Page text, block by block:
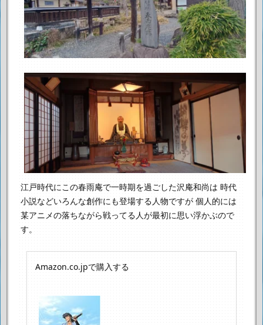
江戸時代にこの春雨庵で一時期を過ごした沢庵和尚は 時代
小説などいろんな創作にも登場する人物ですが 個人的には
某アニメの落ちながら戦ってる人が最初に思い浮かぶので
す。
Amazon.co.jpで購入する